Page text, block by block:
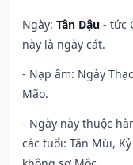
Ngày: Tân Dậu - tức
này là ngày cát.
- Nạp âm: Ngày
Mão.
- Ngày này thuộc
các tuổi: Tân Mùi,